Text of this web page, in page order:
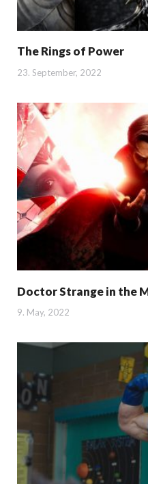
The Rings of Power
23. September, 2022
Doctor Strange in the
9. May, 2022